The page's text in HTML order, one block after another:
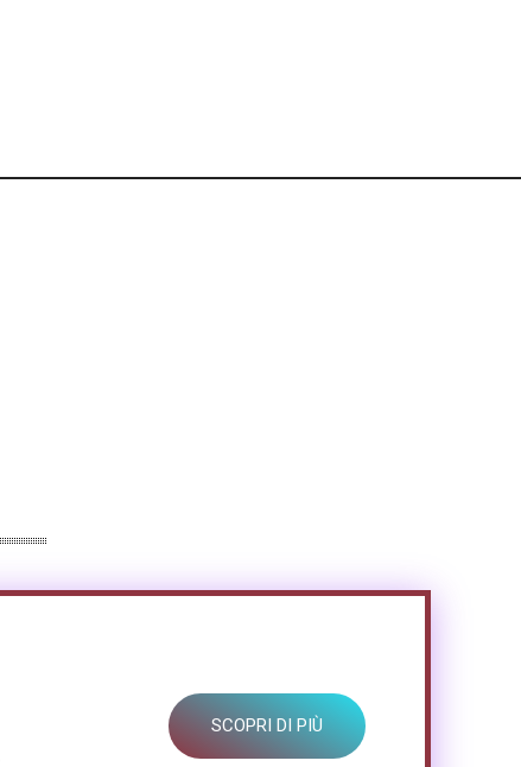
SCOPRI DI PIÙ